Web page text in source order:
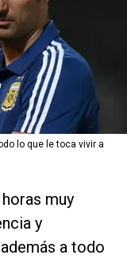
lo que le toca vivir a
muy
y
a todo